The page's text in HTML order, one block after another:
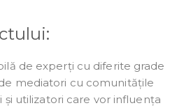
de experți cu diferite grade
mediatori cu comunitățile
utilizatori care vor influența